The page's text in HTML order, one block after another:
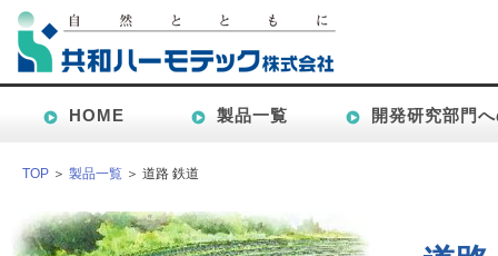
HOME 製品一覧 開発研究部門
TOP ＞ 製品一覧 ＞ 道路 鉄道